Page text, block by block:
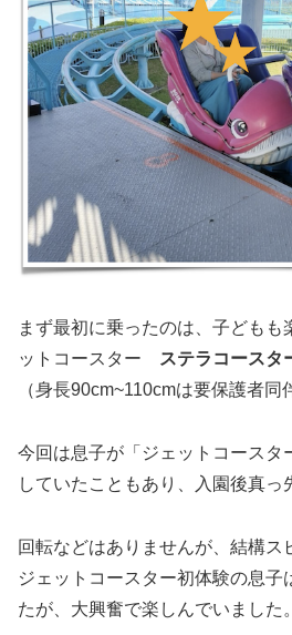
まず最初に乗ったのは、子どもも
ットコースター
ステラコースタ
（身長90cm~110cmは要保護者同
今回は息子が「ジェットコースタ
していたこともあり、入園後真っ
回転などはありませんが、結構ス
ジェットコースター初体験の息子
たが、大興奮で楽しんでいました。